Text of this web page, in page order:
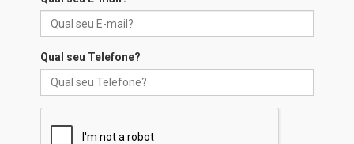
calouros do segundo semestre
Brasília prepara seus
mesmo do Ensino Médio
Qual seu Telefone?